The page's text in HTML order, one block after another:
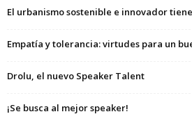
El urbanismo sostenible e innovador
Empatía y tolerancia: virtudes para un
Drolu, el nuevo Speaker Talent
¡Se busca al mejor speaker!